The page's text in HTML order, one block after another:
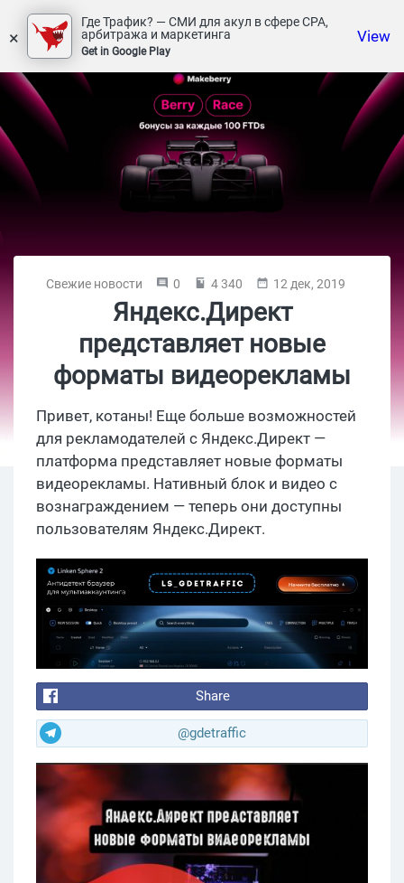
×
Где Трафик? — СМИ для акул в сфере СРА,
арбитража и маркетинга
Get in Google Play
View
Свежие новости 0 4 340 12 дек, 2019
Яндекс.Директ
представляет новые
форматы видеорекламы
Привет, котаны! Еще больше возможностей
для рекламодателей с Яндекс.Директ —
платформа представляет новые форматы
видеорекламы. Нативный блок и видео с
вознаграждением — теперь они доступны
пользователям Яндекс.Директ.
Share
@gdetraffic